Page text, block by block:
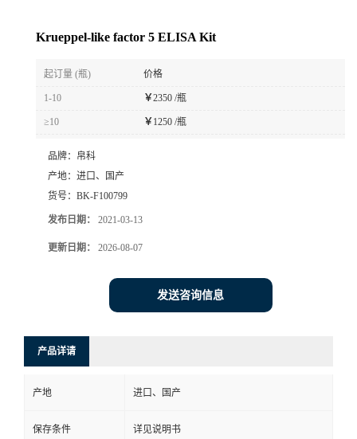
Krueppel-like factor 5 ELISA Kit
起订量 (瓶) 价格
1-10 ￥2350 /瓶
≥10 ￥ 1250 /瓶
品牌： 帛科
产地： 进口、国产
货号： BK-F100799
发布日期： 2021-03-13
更新日期： 2026-08-07
发送咨询信息
产品详请
产地 进口、国产
保存条件 详见说明书